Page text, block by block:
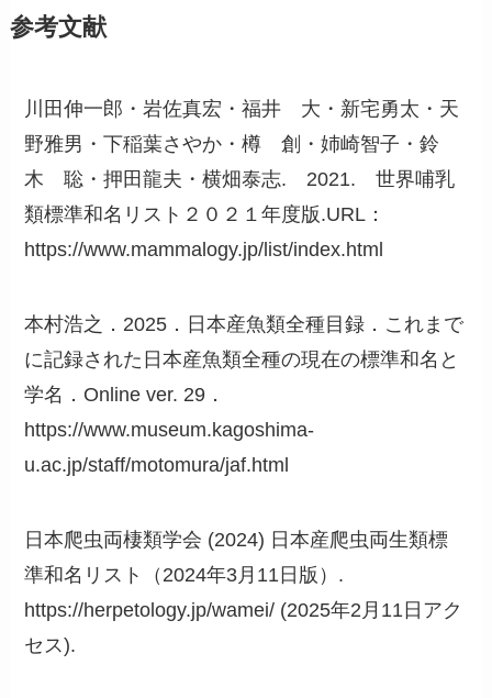
参考文献
川田伸一郎・岩佐真宏・福井 大・新宅勇太・天
野雅男・下稲葉さやか・樽 創・姉崎智子・鈴
木 聡・押田龍夫・横畑泰志. 2021. 世界哺乳
類標準和名リスト２０２１年度版.URL：
https://www.mammalogy.jp/list/index.html
本村浩之．2025．日本産魚類全種目録．これまで
に記録された日本産魚類全種の現在の標準和名と
学名．Online ver. 29．
https://www.museum.kagoshima-
u.ac.jp/staff/motomura/jaf.html
日本爬虫両棲類学会 (2024) 日本産爬虫両生類標
準和名リスト（2024年3月11日版）.
https://herpetology.jp/wamei/ (2025年2月11日アク
セス).